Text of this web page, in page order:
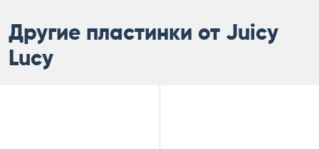
Другие пластинки от Juicy
Lucy